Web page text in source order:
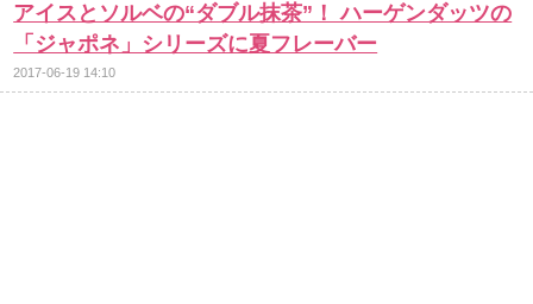
アイスとソルベの“ダブル抹茶”！ ハーゲンダッツの
「ジャポネ」シリーズに夏フレーバー
2017-06-19 14:10